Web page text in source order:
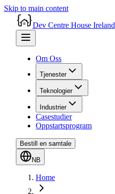
Skip to main content
Dev Centre House Ireland
Om Oss
Tjenester
Teknologier
Industrier
Casestudier
Oppstartsprogram
Bestill en samtale
NB
Home